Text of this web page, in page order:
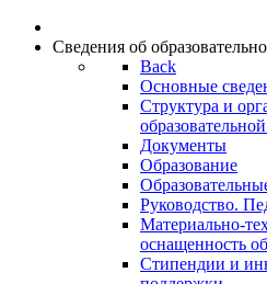
Сведения об
Back
Основные
Структура и
Документы
Образование
Руководство.
Материально-
оснащенность
Стипендии и